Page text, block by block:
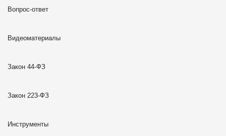
Вопрос-ответ
Видеоматериалы
Закон 44-ФЗ
Закон 223-ФЗ
Инструменты